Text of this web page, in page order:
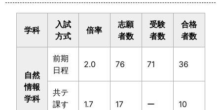
学科
入試
方式
倍率
志願
者数
受験
者数
合格
者数
自然
情報
学科
前期
日程
2.0 76 71 36
共テ
課す
1.7 17 ー 10